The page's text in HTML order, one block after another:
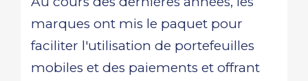
marques ont mis le paquet pour
faciliter l'utilisation de portefeuilles
mobiles et des paiements et offrant